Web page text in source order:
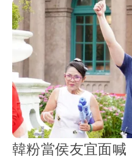
萬顆以下，多以液蛋進入
通路給消費者；另，將依
儲，建立安全庫存達6000
韓粉當侯友宜面